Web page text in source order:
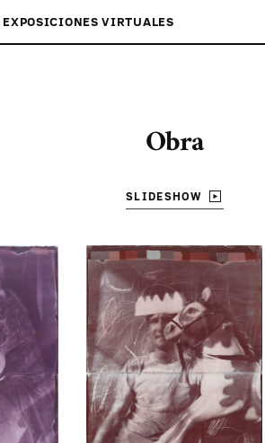
EXPOSICIONES VIRTUALES
Obra
SLIDESHOW